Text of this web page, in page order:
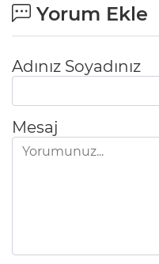
Yorum Ekle
Adınız Soyadınız
Mesaj